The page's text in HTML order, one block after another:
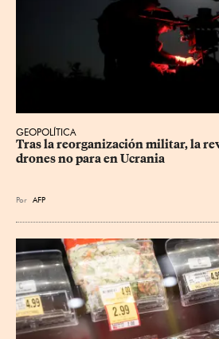
GEOPOLÍTICA
Tras la reorganización militar, la
drones no para en Ucrania
Por AFP